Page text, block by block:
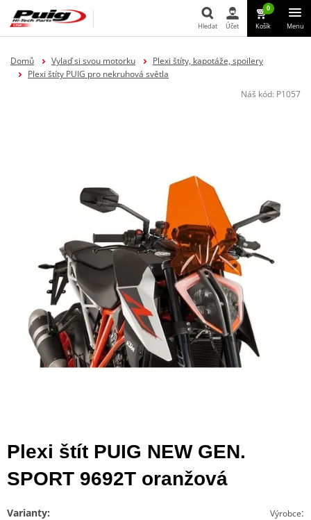
Hledat
Hledat Účet
0
Košík Menu
Domů Vylaď si svou motorku
Plexi štíty, kapotáže, spoilery
Plexi štíty PUIG pro nekruhová světla
Náš kód: P1057
Plexi štít PUIG NEW GEN.
SPORT 9692T oranžová
Výrobce:
Varianty: